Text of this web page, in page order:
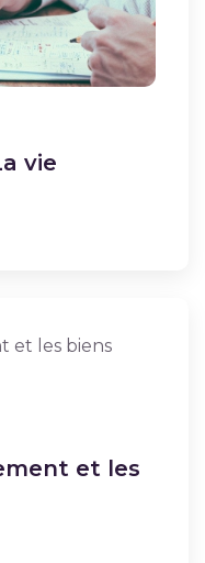
vie
et les